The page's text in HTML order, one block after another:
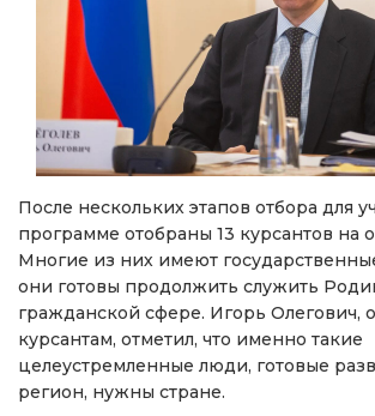
После нескольких этапов отбора для
программе отобраны 13 курсантов на
Многие из них имеют
они готовы продолжить служить
гражданской сфере. Игорь Олегович,
курсантам, отметил, что именно такие
целеустремленные люди, готовые
регион, нужны стране.